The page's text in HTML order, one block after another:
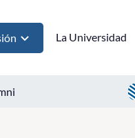
La Universidad